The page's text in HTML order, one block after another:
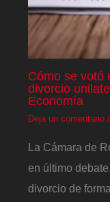
Cómo se votó
divorcio
Economía
Deja un comentario /
La Cámara de
en último
divorcio de